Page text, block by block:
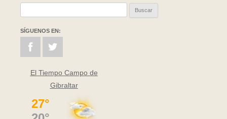
SÍGUENOS EN:
El Tiempo Campo de
Gibraltar